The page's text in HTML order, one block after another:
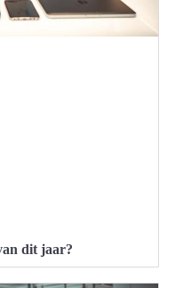
dit jaar?